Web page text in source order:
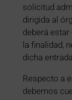
solicitud
dirigida al
deberá
la finalidad,
dicha entrada.
Respecto a
debemos